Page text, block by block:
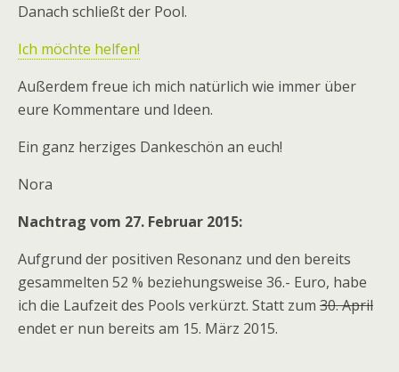
Danach schließt der Pool.
Ich möchte helfen!
Außerdem freue ich mich natürlich wie immer über
eure Kommentare und Ideen.
Ein ganz herziges Dankeschön an euch!
Nora
Nachtrag vom 27. Februar 2015:
Aufgrund der positiven Resonanz und den bereits
gesammelten 52 % beziehungsweise 36.- Euro, habe
ich die Laufzeit des Pools verkürzt. Statt zum 30. April
endet er nun bereits am 15. März 2015.